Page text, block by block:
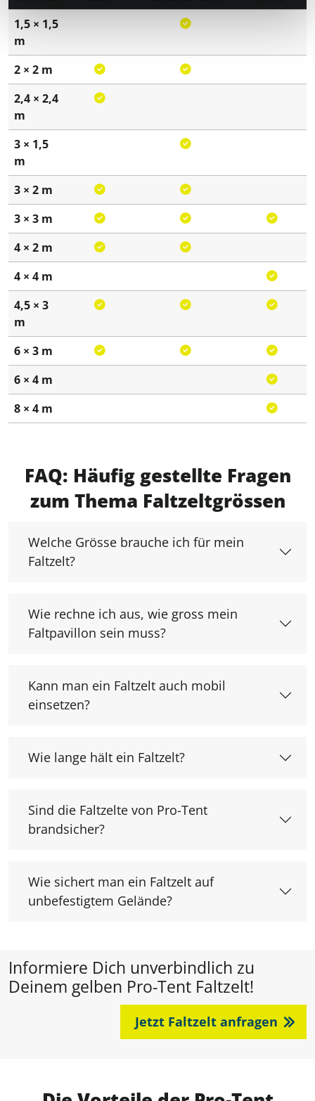
1,5 × 1,5
m
2 × 2 m
2,4 × 2,4
m
3 × 1,5
m
3 × 2 m
3 × 3 m
4 × 2 m
4 × 4 m
4,5 × 3
m
6 × 3 m
6 × 4 m
8 × 4 m
FAQ: Häufig gestellte Fragen
zum Thema Faltzeltgrössen
Welche Grösse brauche ich für mein
Faltzelt?
Wie rechne ich aus, wie gross mein
Faltpavillon sein muss?
Kann man ein Faltzelt auch mobil
einsetzen?
Wie lange hält ein Faltzelt?
Sind die Faltzelte von Pro-Tent
brandsicher?
Wie sichert man ein Faltzelt auf
unbefestigtem Gelände?
Informiere Dich unverbindlich zu
Deinem gelben Pro-Tent Faltzelt!
Jetzt Faltzelt anfragen